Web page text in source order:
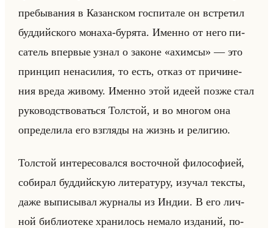
пре­бы­ва­ния в Ка­зан­ском гос­пи­та­ле он встре­тил
буд­дийско­го мо­на­ха-бу­ря­та. Имен­но от него пи­
са­тель впер­вые узнал о за­коне «ахимсы» — это
прин­цип нена­си­лия, то есть, отказ от при­чи­не­
ния вреда жи­во­му. Имен­но этой идеей позже стал
ру­ко­вод­ство­ваться Тол­стой, и во мно­гом она
опре­де­ли­ла его взгля­ды на жизнь и ре­ли­гию.
Тол­стой ин­те­ре­со­вал­ся во­сточ­ной фи­ло­со­фи­ей,
со­би­рал буд­дийскую ли­те­ра­ту­ру, изу­чал тек­сты,
даже вы­пи­сы­вал жур­на­лы из Индии. В его лич­
ной биб­лио­те­ке хра­ни­лось нема­ло из­да­ний, по­